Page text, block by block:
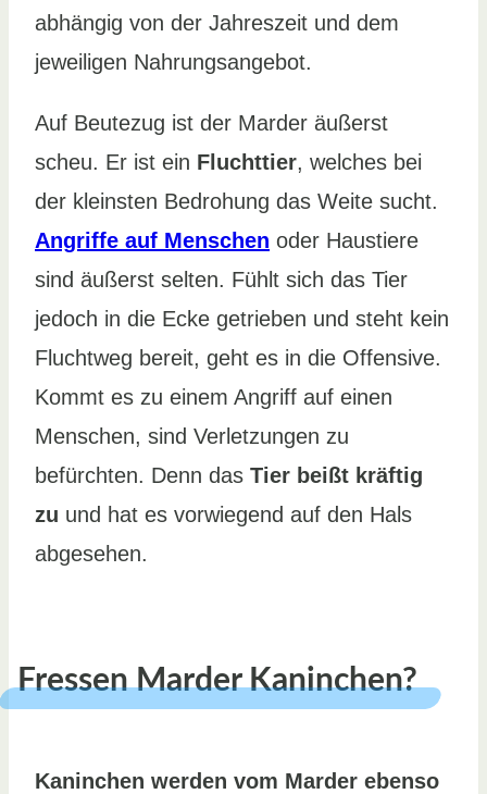
abhängig von der Jahreszeit und dem
jeweiligen Nahrungsangebot.
Auf Beutezug ist der Marder äußerst
scheu. Er ist ein Fluchttier, welches bei
der kleinsten Bedrohung das Weite sucht.
Angriffe auf Menschen oder Haustiere
sind äußerst selten. Fühlt sich das Tier
jedoch in die Ecke getrieben und steht kein
Fluchtweg bereit, geht es in die Offensive.
Kommt es zu einem Angriff auf einen
Menschen, sind Verletzungen zu
befürchten. Denn das Tier beißt kräftig
zu und hat es vorwiegend auf den Hals
abgesehen.
Fressen Marder Kaninchen?
Kaninchen werden vom Marder ebenso